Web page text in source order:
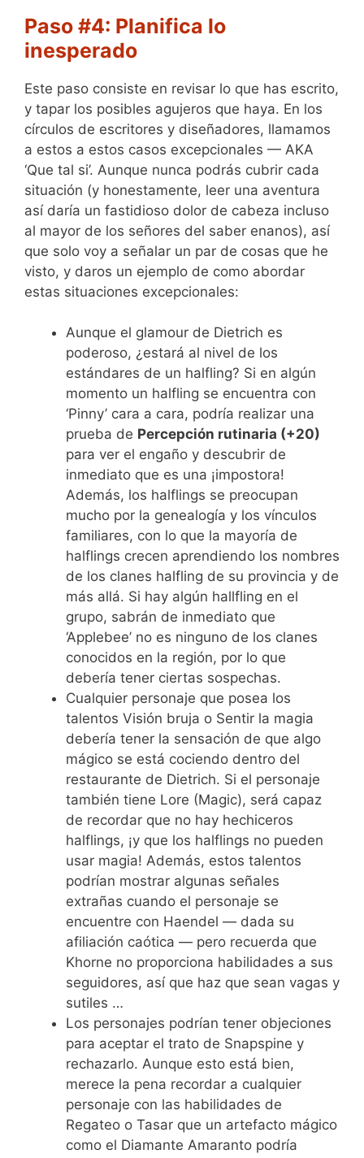
Paso #4: Planifica lo
inesperado
Este paso consiste en revisar lo que has escrito,
y tapar los posibles agujeros que haya. En los
círculos de escritores y diseñadores, llamamos
a estos a estos casos excepcionales — AKA
‘Que tal si’. Aunque nunca podrás cubrir cada
situación (y honestamente, leer una aventura
así daría un fastidioso dolor de cabeza incluso
al mayor de los señores del saber enanos), así
que solo voy a señalar un par de cosas que he
visto, y daros un ejemplo de como abordar
estas situaciones excepcionales:
Aunque el glamour de Dietrich es
poderoso, ¿estará al nivel de los
estándares de un halfling? Si en algún
momento un halfling se encuentra con
‘Pinny’ cara a cara, podría realizar una
prueba de Percepción rutinaria (+20)
para ver el engaño y descubrir de
inmediato que es una ¡impostora!
Además, los halflings se preocupan
mucho por la genealogía y los vínculos
familiares, con lo que la mayoría de
halflings crecen aprendiendo los nombres
de los clanes halfling de su provincia y de
más allá. Si hay algún hallfling en el
grupo, sabrán de inmediato que
‘Applebee’ no es ninguno de los clanes
conocidos en la región, por lo que
debería tener ciertas sospechas.
Cualquier personaje que posea los
talentos Visión bruja o Sentir la magia
debería tener la sensación de que algo
mágico se está cociendo dentro del
restaurante de Dietrich. Si el personaje
también tiene Lore (Magic), será capaz
de recordar que no hay hechiceros
halflings, ¡y que los halflings no pueden
usar magia! Además, estos talentos
podrían mostrar algunas señales
extrañas cuando el personaje se
encuentre con Haendel — dada su
afiliación caótica — pero recuerda que
Khorne no proporciona habilidades a sus
seguidores, así que haz que sean vagas y
sutiles …
Los personajes podrían tener objeciones
para aceptar el trato de Snapspine y
rechazarlo. Aunque esto está bien,
merece la pena recordar a cualquier
personaje con las habilidades de
Regateo o Tasar que un artefacto mágico
como el Diamante Amaranto podría